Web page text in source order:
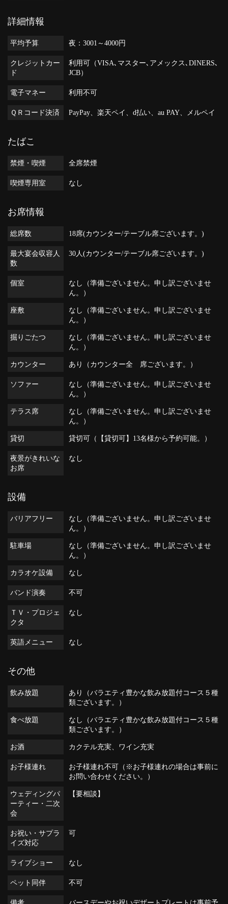
詳細情報
平均予算 夜：3001～4000円
クレジットカー
ド
利用可（VISA､マスター､アメックス､DINERS､
JCB）
電子マネー 利用不可
ＱＲコード決済 PayPay、楽天ペイ、d払い、au PAY、メルペイ
たばこ
禁煙・喫煙 全席禁煙
喫煙専用室 なし
お席情報
総席数 18席(カウンター/テーブル席ございます。)
最大宴会収容人
数
30人(カウンター/テーブル席ございます。)
個室
なし（準備ございません。申し訳ございませ
ん。）
座敷
なし（準備ございません。申し訳ございませ
ん。）
掘りごたつ
なし（準備ございません。申し訳ございませ
ん。）
カウンター あり（カウンター全 席ございます。）
ソファー
なし（準備ございません。申し訳ございませ
ん。）
テラス席
なし（準備ございません。申し訳ございませ
ん。）
貸切 貸切可（【貸切可】13名様から予約可能。）
夜景がきれいな
お席
なし
設備
バリアフリー
なし（準備ございません。申し訳ございませ
ん。）
駐車場
なし（準備ございません。申し訳ございませ
ん。）
カラオケ設備 なし
バンド演奏 不可
ＴＶ・プロジェ
クタ
なし
英語メニュー なし
その他
飲み放題
あり（バラエティ豊かな飲み放題付コース５種
類ございます。）
食べ放題
なし（バラエティ豊かな飲み放題付コース５種
類ございます。）
お酒 カクテル充実、ワイン充実
お子様連れ
お子様連れ不可（※お子様連れの場合は事前に
お問い合わせください。）
ウェディングパ
ーティー・二次
会
【要相談】
お祝い・サプラ
イズ対応
可
ライブショー なし
ペット同伴 不可